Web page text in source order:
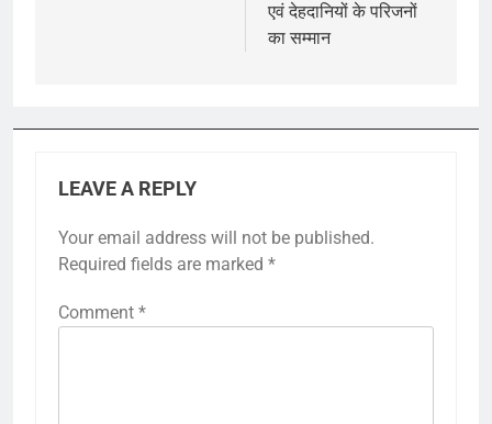
एवं देहदानियों के परिजनों
का सम्मान
LEAVE A REPLY
Your email address will not be published.
Required fields are marked *
Comment *